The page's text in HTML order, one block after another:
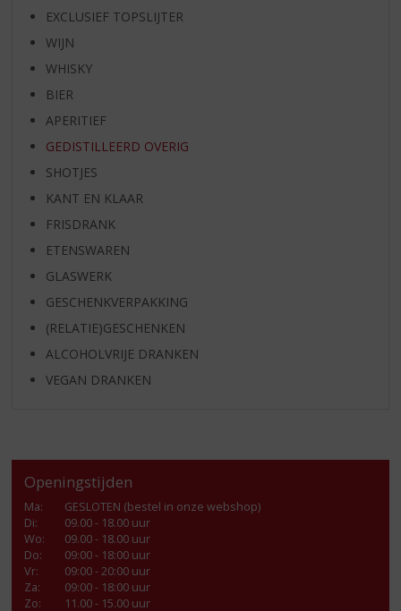
EXCLUSIEF TOPSLIJTER
WIJN
WHISKY
BIER
APERITIEF
GEDISTILLEERD OVERIG
SHOTJES
KANT EN KLAAR
FRISDRANK
ETENSWAREN
GLASWERK
GESCHENKVERPAKKING
(RELATIE)GESCHENKEN
ALCOHOLVRIJE DRANKEN
VEGAN DRANKEN
Openingstijden
Ma:
GESLOTEN (bestel in onze webshop)
Di:
09.00 - 18.00 uur
Wo:
09.00 - 18.00 uur
Do:
09:00 - 18:00 uur
Vr:
09:00 - 20:00 uur
Za:
09:00 - 18:00 uur
Zo:
11.00 - 15.00 uur